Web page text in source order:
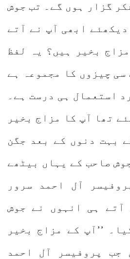
گزار ہوں گے۔ تب جوش
ابھی آپ نے آتے
بخیر ہیں؟ یہ لفظ
سی چیزوں کا مجموعہ ہے
استعمال ہی درست ہے۔
تھا آپ کا مزاج بخیر
بہت دنوں کے بعد جگن
صاحب کے یہاں بیٹھے
آل احمد سرور
آتے ہی انہوں نے جوش
’’آپ کے مزاج بخیر
جب پروفیسر آل احمد